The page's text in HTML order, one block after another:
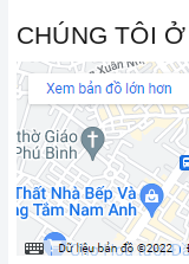
CHÚNG TÔI